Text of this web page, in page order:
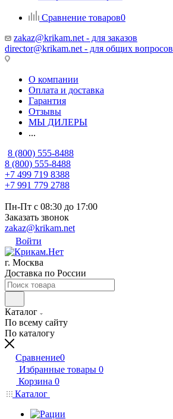
Сравнение товаров0
zakaz@krikam.net - для заказов
director@krikam.net - для общих вопросов
О компании
Оплата и доставка
Гарантия
Отзывы
МЫ ДИЛЕРЫ
...
8 (800) 555-8488
8 (800) 555-8488
+7 499 719 8388
+7 991 779 2788
Пн-Пт с 08:30 до 17:00
Заказать звонок
zakaz@krikam.net
Войти
г. Москва
Доставка по России
Каталог
По всему сайту
По каталогу
Сравнение0
Избранные товары 0
Корзина 0
Каталог